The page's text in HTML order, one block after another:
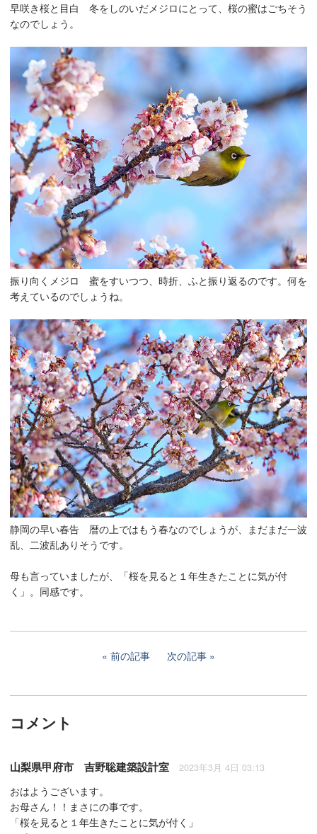
早咲き桜と目白 冬をしのいだメジロにとって、桜の蜜はごちそう
なのでしょう。
振り向くメジロ 蜜をすいつつ、時折、ふと振り返るのです。何を
考えているのでしょうね。
静岡の早い春告 暦の上ではもう春なのでしょうが、まだまだ一波
乱、二波乱ありそうです。
母も言っていましたが、「桜を見ると１年生きたことに気が付
く」。同感です。
前の記事 次の記事
コメント
山梨県甲府市 吉野聡建築設計室 2023年3月 4日 03:13
おはようございます。
お母さん！！まさにの事です。
「桜を見ると１年生きたことに気が付く」